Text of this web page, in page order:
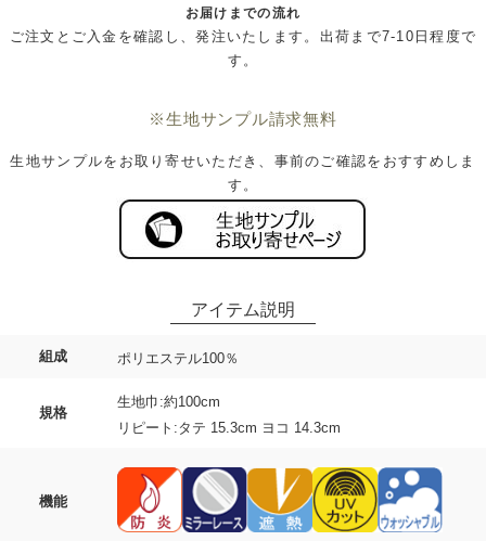
組成 ポリエステル100％
規格
生地巾:約100cm
リピート:タテ 15.3cm ヨコ 14.3cm
機能
お届けまでの流れ
ご注文とご入金を確認し、発注いたします。出荷まで7-10日程度で
す。
※生地サンプル請求無料
生地サンプルをお取り寄せいただき、事前のご確認をおすすめしま
す。